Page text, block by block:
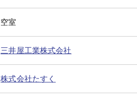
空室
三井屋工業株式会社
株式会社たすく